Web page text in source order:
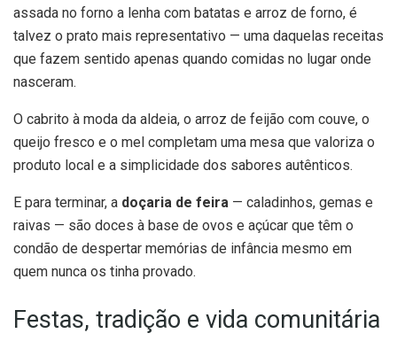
assada no forno a lenha com batatas e arroz de forno, é
talvez o prato mais representativo — uma daquelas receitas
que fazem sentido apenas quando comidas no lugar onde
nasceram.
O cabrito à moda da aldeia, o arroz de feijão com couve, o
queijo fresco e o mel completam uma mesa que valoriza o
produto local e a simplicidade dos sabores autênticos.
E para terminar, a doçaria de feira — caladinhos, gemas e
raivas — são doces à base de ovos e açúcar que têm o
condão de despertar memórias de infância mesmo em
quem nunca os tinha provado.
Festas, tradição e vida comunitária